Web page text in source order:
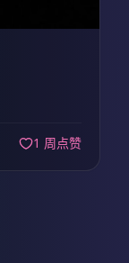
1 周点赞